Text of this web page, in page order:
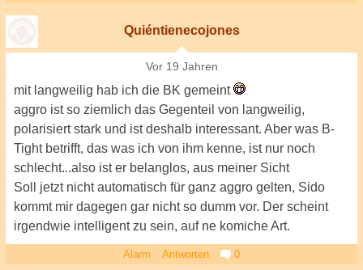
Quiéntienecojones
Vor 19 Jahren
mit langweilig hab ich die BK gemeint
aggro ist so ziemlich das Gegenteil von langweilig,
polarisiert stark und ist deshalb interessant. Aber was B-
Tight betrifft, das was ich von ihm kenne, ist nur noch
schlecht...also ist er belanglos, aus meiner Sicht
Soll jetzt nicht automatisch für ganz aggro gelten, Sido
kommt mir dagegen gar nicht so dumm vor. Der scheint
irgendwie intelligent zu sein, auf ne komiche Art.
Alarm Antworten 0